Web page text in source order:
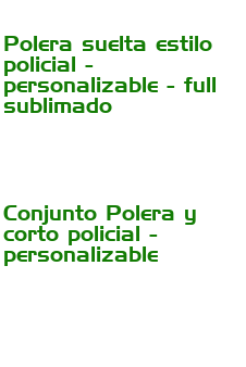
Polera suelta estilo
policial -
personalizable - full
sublimado
Conjunto Polera y
corto policial -
personalizable